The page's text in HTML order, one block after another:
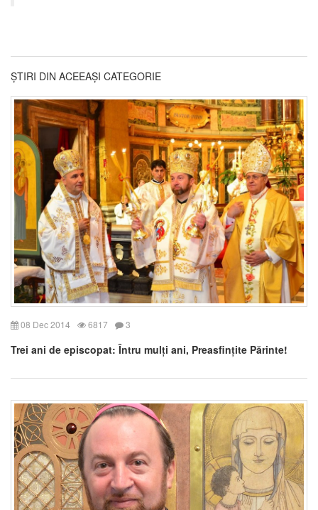
ȘTIRI DIN ACEEAȘI CATEGORIE
08 Dec 2014 6817 3
Trei ani de episcopat: Întru mulți ani, Preasfințite Părinte!